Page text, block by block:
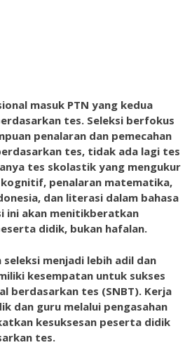
masuk PTN yang kedua
tes. Seleksi berfokus
penalaran dan pemecahan
tes, tidak ada lagi tes
tes skolastik yang mengukur
penalaran matematika,
dan literasi dalam bahasa
ini akan menitikberatkan
didik, bukan hafalan.
seleksi menjadi lebih adil dan
kesempatan untuk sukses
berdasarkan tes (SNBT). Kerja
dan guru melalui pengasahan
kesuksesan peserta didik
tes.